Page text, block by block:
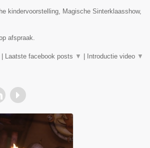
kindervoorstelling, Magische Sinterklaasshow,
afspraak.
Laatste facebook posts ▼ Introductie video ▼